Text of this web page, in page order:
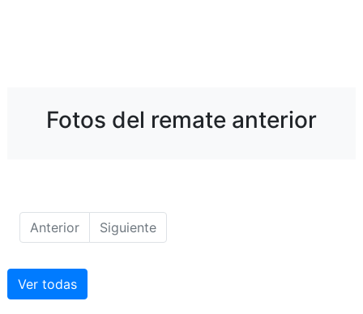
Fotos del remate anterior
Anterior Siguiente
Ver todas